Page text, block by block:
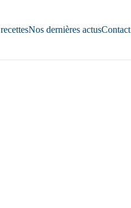
Nos dernières actusContact